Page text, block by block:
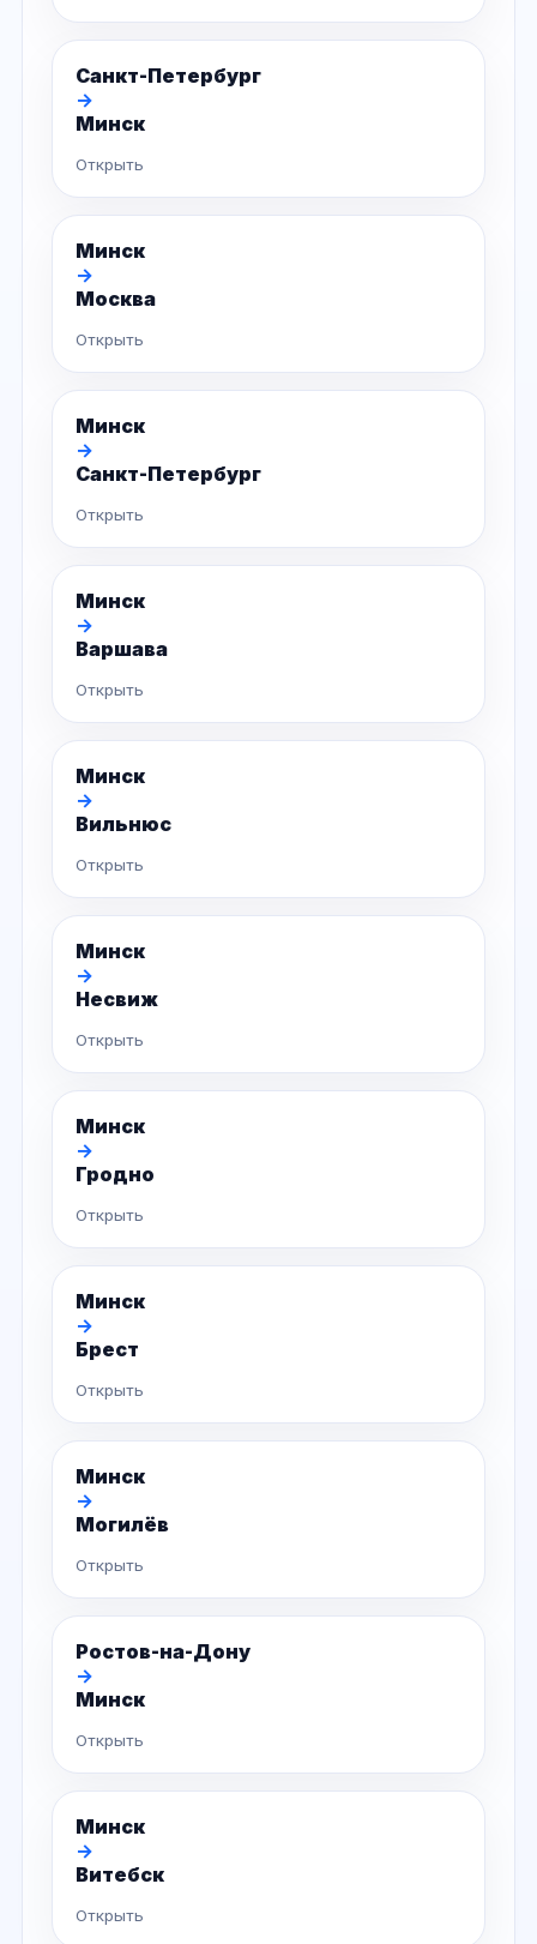
Санкт-Петербург
→
Минск
Открыть
Минск
→
Москва
Открыть
Минск
→
Санкт-Петербург
Открыть
Минск
→
Варшава
Открыть
Минск
→
Вильнюс
Открыть
Минск
→
Несвиж
Открыть
Минск
→
Гродно
Открыть
Минск
→
Брест
Открыть
Минск
→
Могилёв
Открыть
Ростов-на-Дону
→
Минск
Открыть
Минск
→
Витебск
Открыть